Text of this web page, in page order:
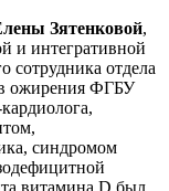
Зятенковой,
и интегративной
сотрудника отдела
ожирения ФГБУ
синдромом